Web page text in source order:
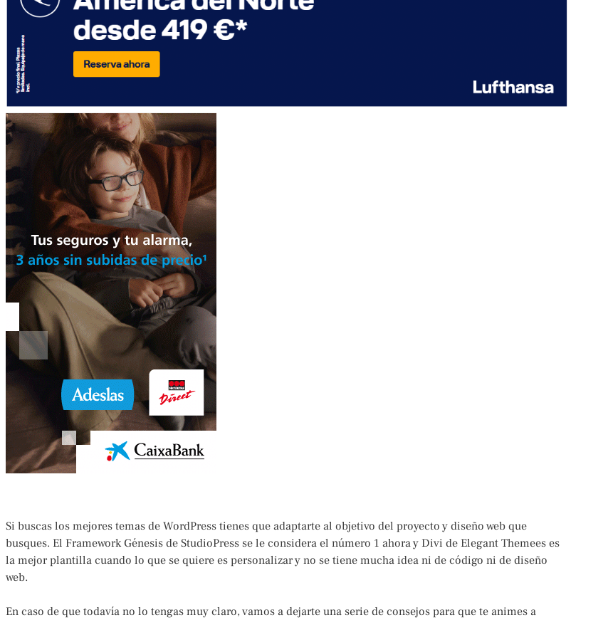
Si buscas los mejores temas de WordPress tienes que adaptarte al objetivo del proyecto y diseño web que
busques. El Framework Génesis de StudioPress se le considera el número 1 ahora y Divi de Elegant Themees es
la mejor plantilla cuando lo que se quiere es personalizar y no se tiene mucha idea ni de código ni de diseño
web.
En caso de que todavía no lo tengas muy claro, vamos a dejarte una serie de consejos para que te animes a